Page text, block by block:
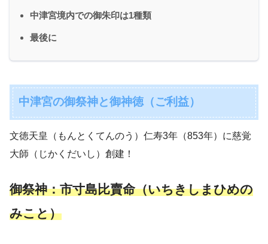
中津宮境内での御朱印は1種類
最後に
中津宮の御祭神と御神徳（ご利益）
文徳天皇（もんとくてんのう）仁寿3年（853年）に慈覚
大師（じかくだいし）創建！
御祭神：市寸島比賣命（いちきしまひめの
みこと）